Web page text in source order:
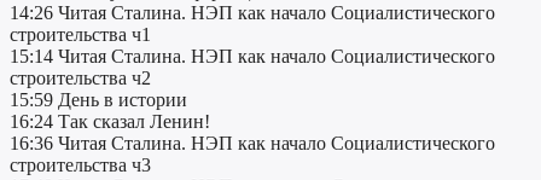
14:26 Читая Сталина. НЭП как начало Социалистического
строительства ч1
15:14 Читая Сталина. НЭП как начало Социалистического
строительства ч2
15:59 День в истории
16:24 Так сказал Ленин!
16:36 Читая Сталина. НЭП как начало Социалистического
строительства ч3